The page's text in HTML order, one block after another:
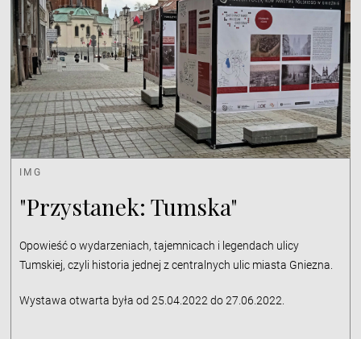
IMG
"Przystanek: Tumska"
Opowieść o wydarzeniach, tajemnicach i legendach ulicy
Tumskiej, czyli historia jednej z centralnych ulic miasta Gniezna.
Wystawa otwarta była od 25.04.2022 do 27.06.2022.